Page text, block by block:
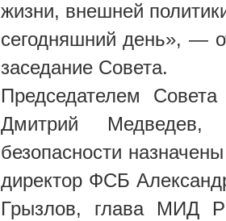
жизни, внешней
сегодняшний день», —
заседание Совета.
Председателем
Дмитрий Медведев,
безопасности
директор ФСБ
Грызлов, глава МИД